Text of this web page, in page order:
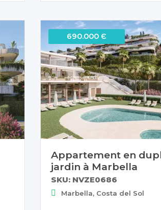
690.000 Є
Appartement en
jardin à Marbella
SKU: NVZE0686
Marbella, Costa del Sol